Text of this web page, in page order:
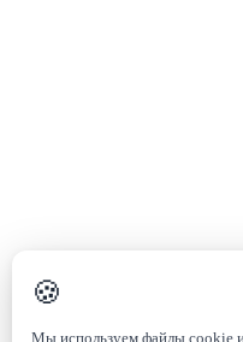
🍪
Мы используем файлы cookie